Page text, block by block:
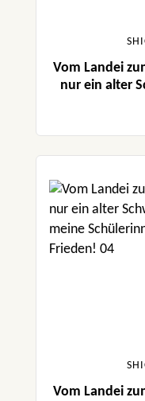
Vom Landei
nur ein alter
aber meine
Vom Landei